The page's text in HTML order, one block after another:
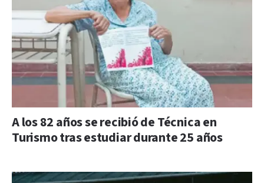
A los 82 años se recibió de Técnica en
Turismo tras estudiar durante 25 años